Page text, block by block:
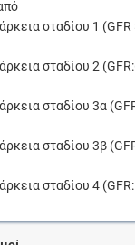
σταδίου 1
σταδίου 2
σταδίου 3α
σταδίου 3β
σταδίου 4